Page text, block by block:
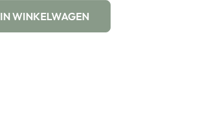
IN WINKELWAGEN